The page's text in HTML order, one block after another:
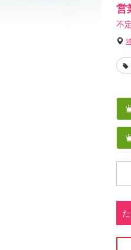
営
不